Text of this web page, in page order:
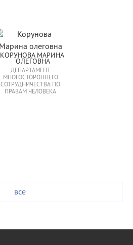
КОРУНОВА МАРИНА
ОЛЕГОВНА
ДЕПАРТАМЕНТ
МНОГОСТОРОННЕГО
СОТРУДНИЧЕСТВА ПО
ПРАВАМ ЧЕЛОВЕКА
все